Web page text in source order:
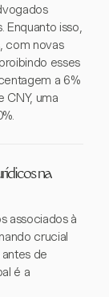
Enquanto isso,
com novas
esses
a 6%
CNY, uma
na
associados à
crucial
de
é a